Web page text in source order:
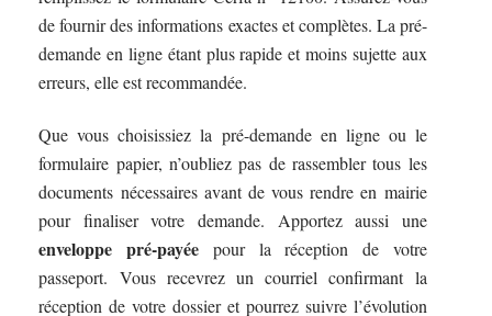
de fournir des informations exactes et complètes. La pré-
demande en ligne étant plus rapide et moins sujette aux
erreurs, elle est recommandée.
Que vous choisissiez la pré-demande en ligne ou le
formulaire papier, n’oubliez pas de rassembler tous les
documents nécessaires avant de vous rendre en mairie
pour finaliser votre demande. Apportez aussi une
enveloppe pré-payée pour la réception de votre
passeport. Vous recevrez un courriel confirmant la
réception de votre dossier et pourrez suivre l’évolution